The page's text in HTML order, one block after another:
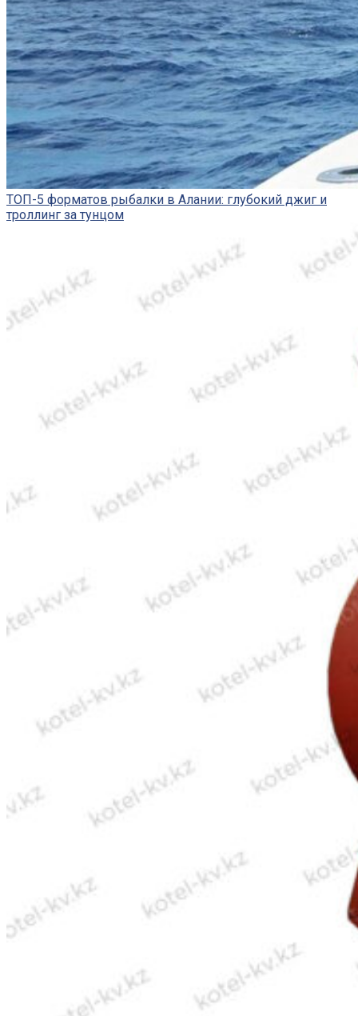
ТОП-5 форматов рыбалки в Алании: глубокий джиг и
троллинг за тунцом